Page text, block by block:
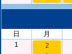
日
月
1
2